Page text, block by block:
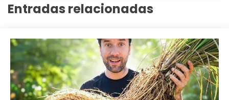
Entradas relacionadas